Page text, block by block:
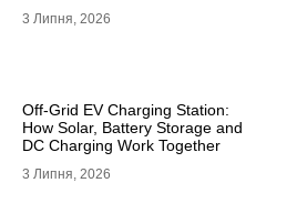
3 Липня, 2026
Off-Grid EV Charging Station:
How Solar, Battery Storage and
DC Charging Work Together
3 Липня, 2026